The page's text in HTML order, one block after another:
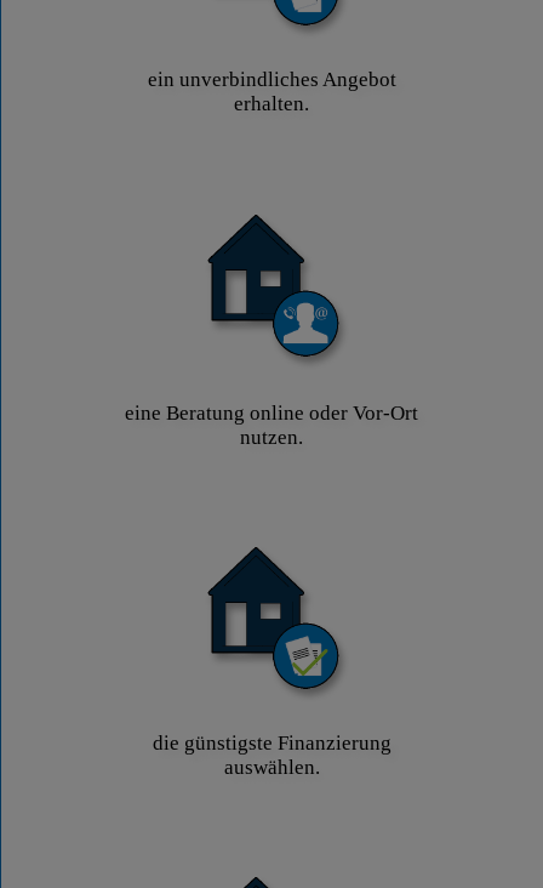
ein unverbindliches Angebot
erhalten.
eine Beratung online oder Vor-Ort
nutzen.
die günstigste Finanzierung
auswählen.